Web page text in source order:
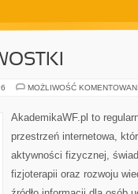
MOŻLIWOŚĆ
AkademikaWF.pl to
przestrzeń internetowa,
aktywności fizycznej,
fizjoterapii oraz rozwoju